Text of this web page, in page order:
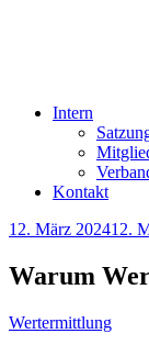
Intern
Kontakt
Veröffentlicht
12. März 202412.
Warum
Wertermittlung